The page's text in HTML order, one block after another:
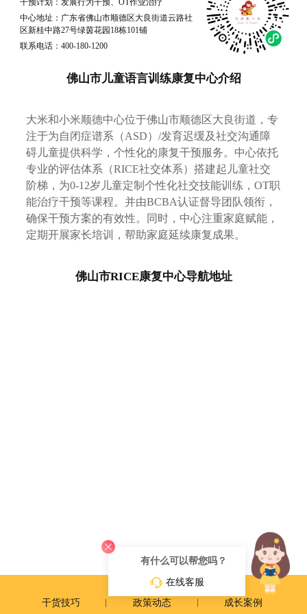
中心地址：广东省佛山市顺德区大良街道云路社
区新桂中路27号绿茵花园18栋101铺
联系电话：400-180-1200
佛山市儿童语言训练康复中心介绍
大米和小米顺德中心位于佛山市顺德区大良街道，专
注于为自闭症谱系（ASD）/发育迟缓及社交沟通障
碍儿童提供科学，个性化的康复干预服务。中心依托
专业的评估体系（RICE社交体系）搭建起儿童社交
阶梯，为0-12岁儿童定制个性化社交技能训练，OT职
能治疗干预等课程。并由BCBA认证督导团队领衔，
确保干预方案的有效性。同时，中心注重家庭赋能，
定期开展家长培训，帮助家庭延续康复成果。
佛山市RICE康复中心导航地址
干货技巧 政策动态 成长案例
有什么可以帮您吗？
在线客服